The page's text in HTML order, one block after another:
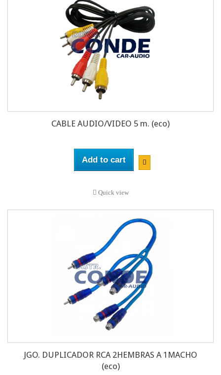
CABLE AUDIO/VIDEO 5 m. (eco)
Add to cart
Quick view
JGO. DUPLICADOR RCA 2HEMBRAS A 1MACHO
(eco)